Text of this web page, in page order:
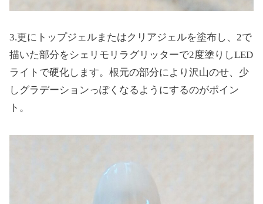
3.更にトップジェルまたはクリアジェルを塗布し、2で
描いた部分をシェリモリラグリッターで2度塗りしLED
ライトで硬化します。根元の部分により沢山のせ、少
しグラデーションっぽくなるようにするのがポイン
ト。